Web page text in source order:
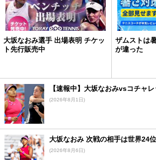
大坂なおみ選手 出場表明 チケッ
ト先行販売中
ザムストは
が違った
【速報中】大坂なおみvsコチャレ
(2026年8月1日)
大坂なおみ 次戦の相手は世界24位
(2026年8月6日)